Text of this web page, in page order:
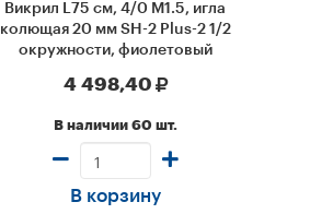
Викрил L75 см, 4/0 М1.5, игла
колющая 20 мм SH-2 Plus-2 1/2
окружности, фиолетовый
шт/уп
4 498,40
В наличии 60 шт.
В корзину